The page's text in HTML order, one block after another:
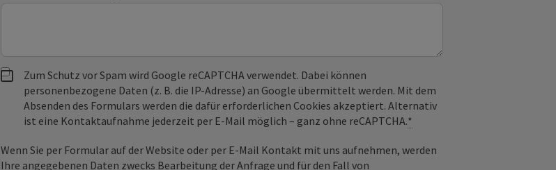
Zum Schutz vor Spam wird Google reCAPTCHA verwendet. Dabei können
personenbezogene Daten (z. B. die IP-Adresse) an Google übermittelt werden. Mit dem
Absenden des Formulars werden die dafür erforderlichen Cookies akzeptiert. Alternativ
ist eine Kontaktaufnahme jederzeit per E-Mail möglich – ganz ohne reCAPTCHA.*
Wenn Sie per Formular auf der Website oder per E-Mail Kontakt mit uns aufnehmen, werden
Ihre angegebenen Daten zwecks Bearbeitung der Anfrage und für den Fall von